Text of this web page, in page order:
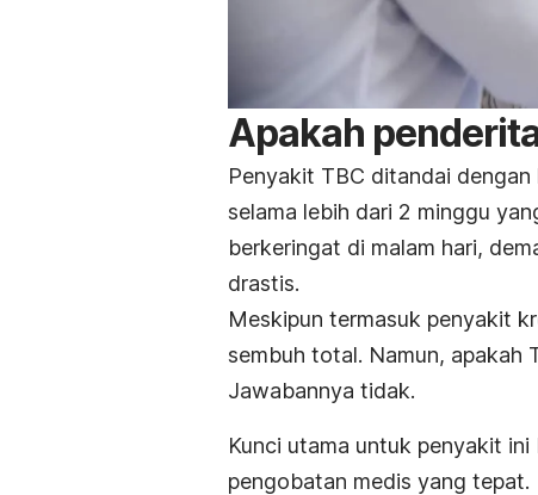
Apakah
Penyakit TBC ditandai
selama lebih dari 2 minggu
berkeringat di malam hari,
drastis.
Meskipun termasuk penyakit
sembuh total. Namun, apakah
Jawabannya tidak.
Kunci utama untuk penyakit
pengobatan medis yang tepat.